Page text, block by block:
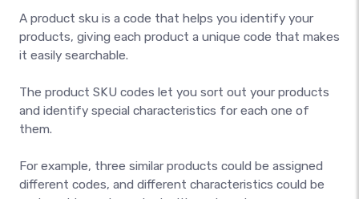
A product sku is a code that helps you identify your
products, giving each product a unique code that makes
it easily searchable.
The product SKU codes let you sort out your products
and identify special characteristics for each one of
them.
For example, three similar products could be assigned
different codes, and different characteristics could be